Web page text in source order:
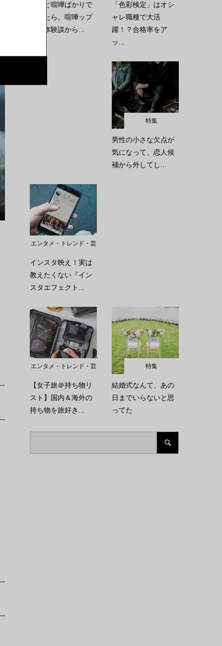
彼氏と喧嘩ばかりで
疲れたら。喧嘩ップ
ルの体験談から...
「色彩検定」はオシ
ャレ職種で大活
躍！？合格率をア
ッ...
特集
男性の小さな欠点が
気になって、恋人候
補から外してし...
エンタメ・トレンド・芸
能
インスタ映え！実は
教えたくない『イン
スタエフェクト...
エンタメ・トレンド・芸
能
【女子旅＠持ち物リ
スト】国内＆海外の
持ち物を旅好き...
特集
結婚式なんて、あの
日までいらないと思
ってた